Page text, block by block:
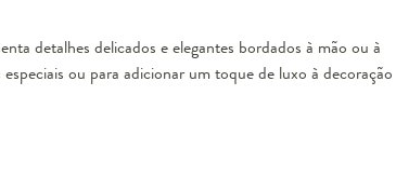
detalhes delicados e elegantes bordados à mão ou à
ou para adicionar um toque de luxo à decoração